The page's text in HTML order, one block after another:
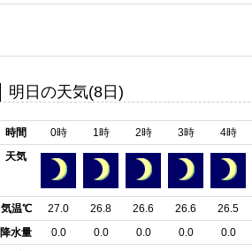
明日の天気(8日)
時間
天気
気温℃
降水量
0時
27.0
0.0
1時
26.8
0.0
2時
26.6
0.0
3時
26.6
0.0
4時
26.5
0.0